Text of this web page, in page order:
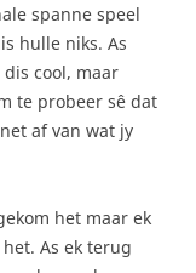
spanne speel
hulle niks. As
cool, maar
te probeer sê dat
af van wat jy
het maar ek
As ek terug